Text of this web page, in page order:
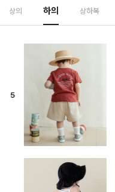
상의 하의 상하복